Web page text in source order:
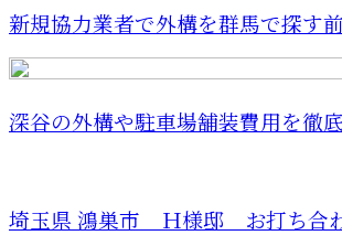
新規協力業者で外構を群馬で探す
深谷の外構や駐車場舗装費用を徹
埼玉県 鴻巣市 Ｈ様邸 お打ち合